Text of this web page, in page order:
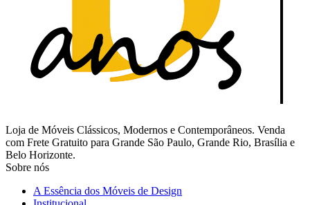
Loja de Móveis Clássicos, Modernos e Contemporâneos. Venda
com Frete Gratuito para Grande São Paulo, Grande Rio, Brasília e
Belo Horizonte.
Sobre nós
A Essência dos Móveis de Design